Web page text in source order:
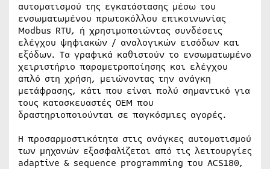
αυτοματισμού της εγκατάστασης μέσω του
ενσωματωμένου πρωτοκόλλου επικοινωνίας
Modbus RTU, ή χρησιμοποιώντας συνδέσεις
ελέγχου ψηφιακών / αναλογικών εισόδων και
εξόδων. Τα γραφικά καθιστούν το ενσωματωμένο
χειριστήριο παραμετροποίησης και ελέγχου
απλό στη χρήση, μειώνοντας την ανάγκη
μετάφρασης, κάτι που είναι πολύ σημαντικό για
τους κατασκευαστές ΟΕΜ που
δραστηριοποιούνται σε παγκόσμιες αγορές.
Η προσαρμοστικότητα στις ανάγκες αυτοματισμού
των μηχανών εξασφαλίζεται από τις λειτουργίες
adaptive & sequence programming του ACS180,